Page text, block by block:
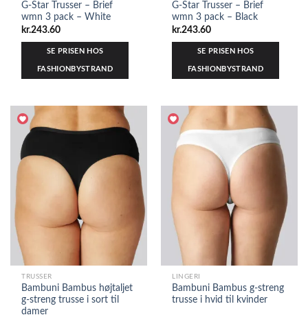
G-Star Trusser – Brief
wmn 3 pack – White
kr.243.60
SE PRISEN HOS
FASHIONBYSTRAND
G-Star Trusser – Brief
wmn 3 pack – Black
kr.243.60
SE PRISEN HOS
FASHIONBYSTRAND
TRUSSER
Bambuni Bambus højtaljet
g-streng trusse i sort til
damer
LINGERI
Bambuni Bambus g-streng
trusse i hvid til kvinder